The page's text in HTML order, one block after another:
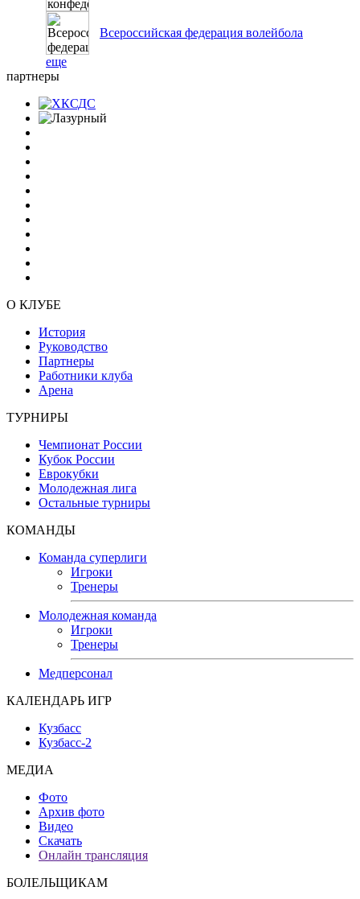
Всероссийская федерация волейбола
еще
партнеры
О КЛУБЕ
История
Руководство
Партнеры
Работники клуба
Арена
ТУРНИРЫ
Чемпионат России
Кубок России
Еврокубки
Молодежная лига
Остальные турниры
КОМАНДЫ
Команда суперлиги
Игроки
Тренеры
Молодежная команда
Игроки
Тренеры
Медперсонал
КАЛЕНДАРЬ ИГР
Кузбасс
Кузбасс-2
МЕДИА
Фото
Архив фото
Видео
Скачать
Онлайн трансляция
БОЛЕЛЬЩИКАМ